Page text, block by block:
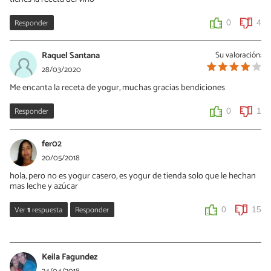
Responder 0 4
Su valoración:
Raquel Santana
28/03/2020
Me encanta la receta de yogur, muchas gracias bendiciones
Responder 0 1
fer02
20/05/2018
hola, pero no es yogur casero, es yogur de tienda solo que le hechan
mas leche y azúcar
Ver1respuesta Responder 0 15
23/05/2022
Keila Fagundez